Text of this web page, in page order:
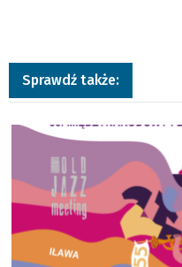
Sprawdź także:
a